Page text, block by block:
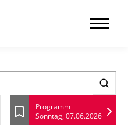
Lesezeichen
Programm
Sonntag, 07.06.2026